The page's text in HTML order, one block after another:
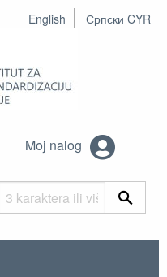
English Српски CYR
Moj nalog